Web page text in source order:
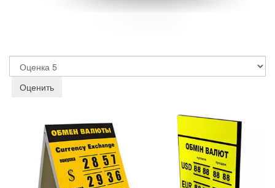
Пожалуйста,
оцените